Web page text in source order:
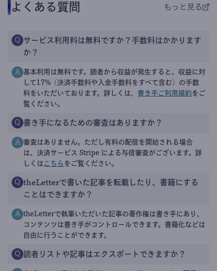
よくある質問 もっと見る
Q サービス利用料は無料ですか？手数料はかかります
か？
A 基本利用は無料です。読者から収益が発生すると、収益に対
して17%（決済手数料や入金手数料をすべて含む）の手数
料をいただいております。詳しくは、 書き手ご利用規約 をご
覧ください。
Q 書き手になるための審査はありますか？
A 審査はありません。ただし有料の配信を開始される場合
は、決済サービス Stripe による与信審査がございます。詳
しくは こちら をご覧ください。
Q theLetterで書いた記事を転載したり、書籍にする
ことはできますか？
A theLetterで執筆いただいた記事の著作権は書き手にあり、
コンテンツは書き手がコントロールできます。書籍化などは
自由に行うことができます。
Q 読者リストや記事はエクスポートできますか？